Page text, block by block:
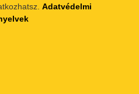
Adatvédelmi